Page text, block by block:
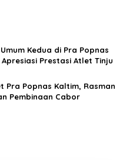
Kedua di Pra Popnas
Prestasi Atlet Tinju
Pra Popnas Kaltim, Rasman
Pembinaan Cabor